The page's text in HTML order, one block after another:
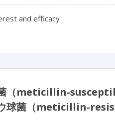
and efficacy
菌（meticillin-
ウ球菌（meticillin-